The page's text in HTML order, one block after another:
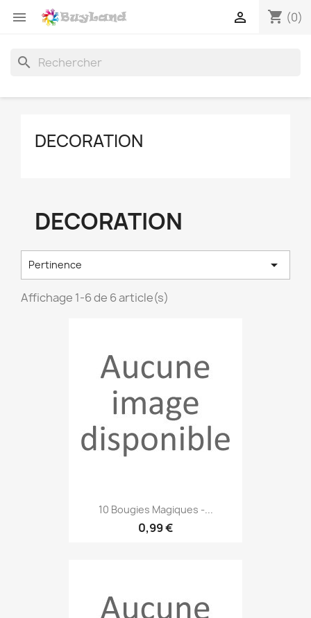
 shopping_cart (0)

search
DECORATION
DECORATION
Pertinence 
Affichage 1-6 de 6 article(s)
10 Bougies Magiques -...
0,99 €